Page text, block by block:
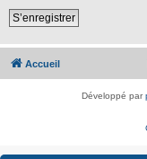
S’enregistrer
Accueil
Développé par